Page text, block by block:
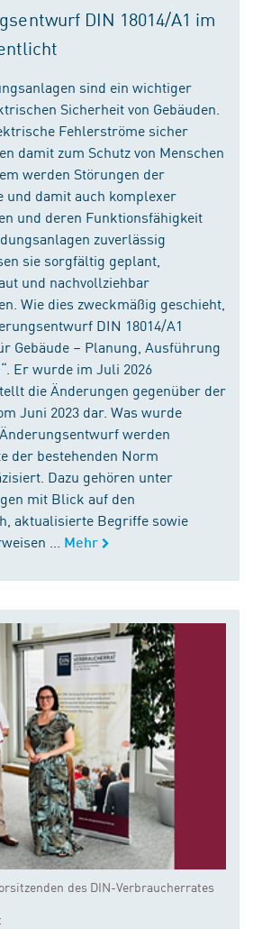
DIN 18014/A1 im
sind ein wichtiger
Sicherheit von Gebäuden.
Fehlerströme sicher
damit zum Schutz von Menschen
werden Störungen der
und damit auch komplexer
und deren Funktionsfähigkeit
zuverlässig
sie sorgfältig geplant,
und nachvollziehbar
Wie dies zweckmäßig geschieht,
DIN 18014/A1
Gebäude – Planung, Ausführung
Er wurde im Juli 2026
die Änderungen gegenüber der
Juni 2023 dar. Was wurde
werden
der bestehenden Norm
Dazu gehören unter
mit Blick auf den
aktualisierte Begriffe sowie
...
Mehr
des DIN-Verbraucherrates